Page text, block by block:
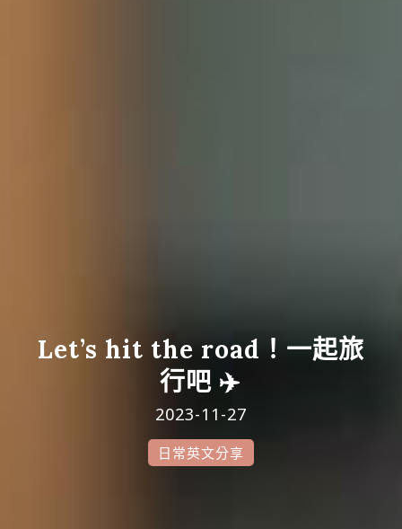
Let’s hit the road！一起旅
行吧 ✈️
2023-11-27
日常英文分享